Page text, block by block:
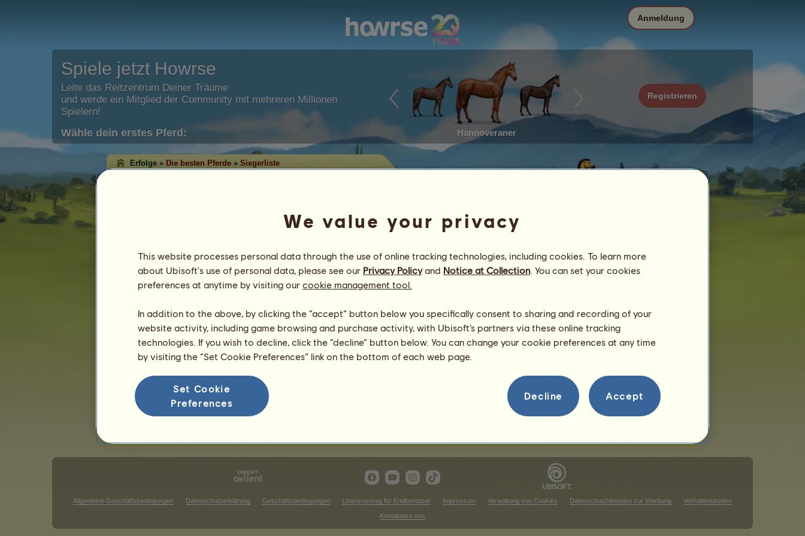
Spiele jetzt Howrse
Leite das Reitzentrum Deiner Träume
und werde ein Mitglied der Community mit mehreren Millionen
Spielern!
Wähle dein erstes Pferd: Hannoveraner
Registrieren
Anmeldung
Erfolge » Die besten Pferde » Siegerliste
Pferde mit den meisten Abzeichen in jeder Disziplin verschaffen. In der
Regel sind die Pferde mit den meisten Abzeichen auch die Pferde, die das
bedeutenden Erfolgsliste werden gespeichert.
Letzte Aktualisierung am 6. August 2026.
Siege beim Galopprennen
Es gibt in dieser Rangliste nichts anzuzeigen.
Siege beim Trabrennen
Es gibt in dieser Rangliste nichts anzuzeigen.
Siege im Springturnier
Es gibt in dieser Rangliste nichts anzuzeigen.
Siege im Cross
Es gibt in dieser Rangliste nichts anzuzeigen.
Siege bei der Dressur
Allgemeine Geschäftsbedingungen Datenschutzerklärung Geschäftsbedingungen Lizenzvertrag für Endbenutzer Impressum Verwaltung von Cookies Datenschutzhinweise zur Werbung Verhaltenskodex
Kontaktiere uns
We value your privacy
This website processes personal data through the use of online tracking technologies, including cookies. To learn more
about Ubisoft's use of personal data, please see our Privacy Policyand Notice at Collection. You can set your cookies
preferences at anytime by visiting our cookie management tool.
In addition to the above, by clicking the “accept” button below you specifically consent to sharing and recording of your
website activity, including game browsing and purchase activity, with Ubisoft’s partners via these online tracking
technologies. If you wish to decline, click the “decline” button below. You can change your cookie preferences at any time
by visiting the “Set Cookie Preferences” link on the bottom of each web page.
Set Cookie
Preferences
Decline Accept